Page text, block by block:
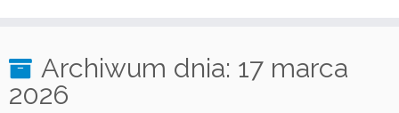
contentArchiwum dnia: 17 marca
2026